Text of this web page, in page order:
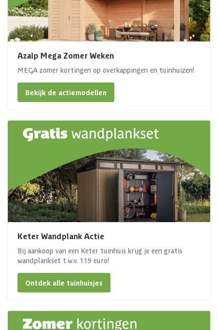
Azalp Mega Zomer Weken
MEGA zomer kortingen op overkappingen en tuinhuizen!
Bekijk de actiemodellen
Keter Wandplank Actie
Bij aankoop van een Keter tuinhuis krijg je een gratis
wandplankset t.w.v. 119 euro!
Ontdek alle tuinhuisjes